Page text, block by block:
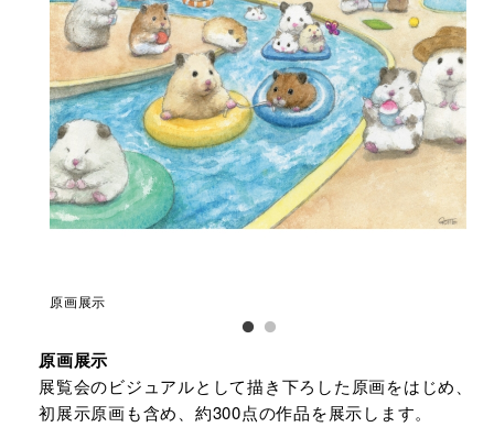
原画展示
原画展示
展覧会のビジュアルとして描き下ろした原画をはじめ、
初展示原画も含め、約300点の作品を展示します。